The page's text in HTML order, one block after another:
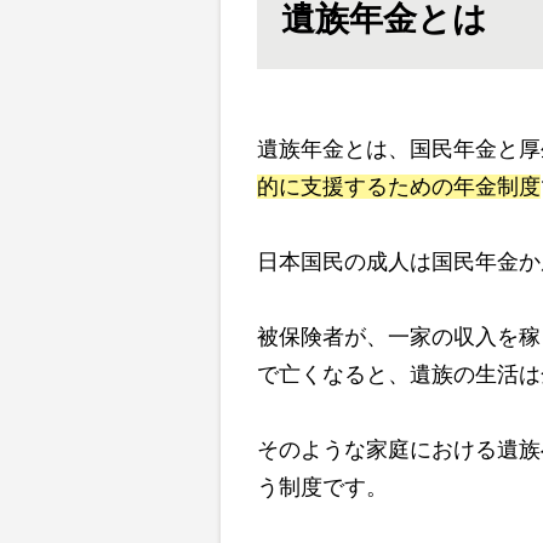
遺族年金とは
遺族年金とは、国民年金と
的に支援するための年金制度
日本国民の成人は国民年金
被保険者が、一家の収入を
で亡くなると、遺族の生活
そのような家庭における遺
う制度です。